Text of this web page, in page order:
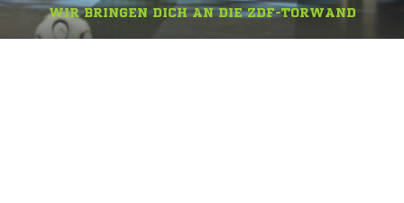
WIR BRINGEN DICH AN DIE ZDF-TORWAND